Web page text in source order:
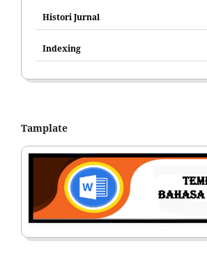
Histori Jurnal
Indexing
Tamplate